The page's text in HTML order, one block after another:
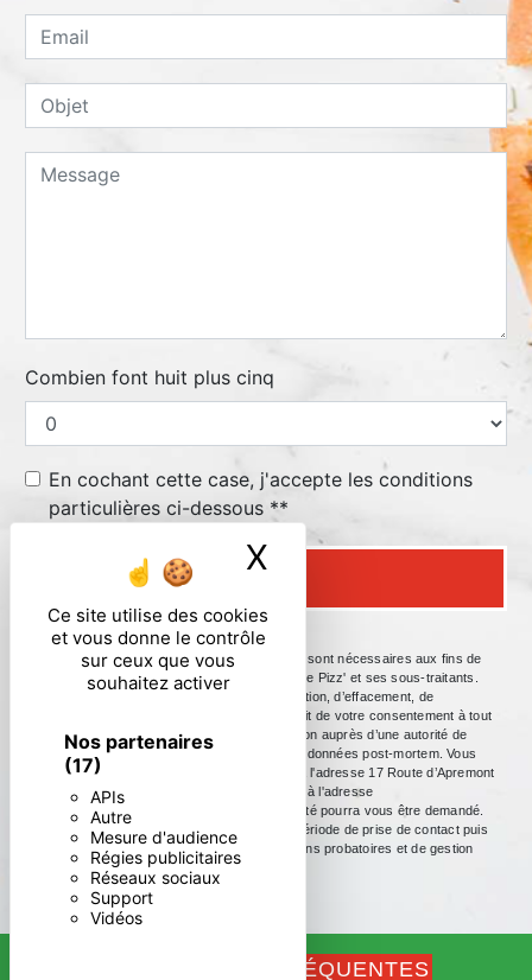
Ce site utilise des cookies
et vous donne le contrôle
sur ceux que vous
souhaitez activer
Nos partenaires
(17)
APIs
Autre
Mesure d'audience
Régies publicitaires
Réseaux sociaux
Support
Vidéos
X Masquer le
Combien font huit plus cinq
En cochant cette case, j'accepte les conditions
particulières ci-dessous **
** Les données personnelles communiquées sont nécessaires aux fins de
vous contacter. Elles sont destinées à L'As de Pizz' et ses sous-traitants.
Vous disposez de droits d’accès, de rectification, d’effacement, de
portabilité, de limitation, d’opposition, de retrait de votre consentement à tout
moment et du droit d’introduire une réclamation auprès d’une autorité de
contrôle, ainsi que d’organiser le sort de vos données post-mortem. Vous
pouvez exercer ces droits par voie postale à l'adresse 17 Route d’Apremont
73000 Barberaz ou par courrier électronique à l'adresse
asdepizz@hotmail.com. Un justificatif d'identité pourra vous être demandé.
Nous conservons vos données pendant la période de prise de contact puis
pendant la durée de prescription légale aux fins probatoires et de gestion
des contentieux.
RECHERCHES FRÉQUENTES